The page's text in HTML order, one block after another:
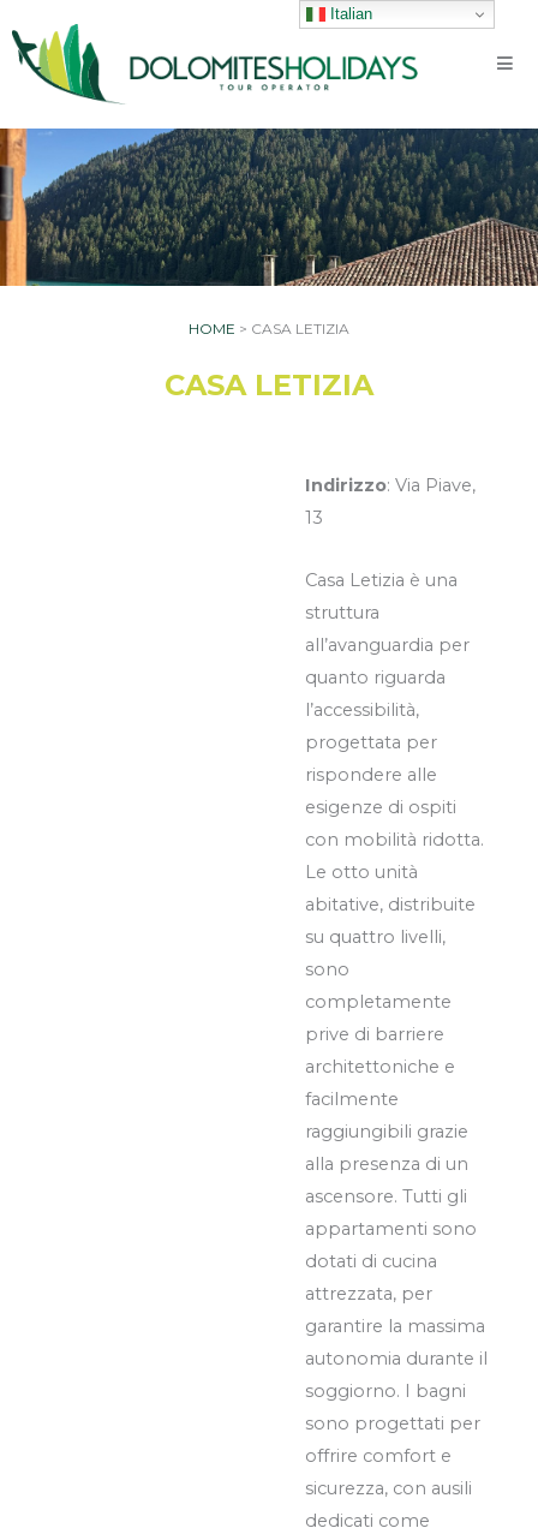
contenuto
HOME > CASA LETIZIA
CASA LETIZIA
Indirizzo: Via Piave,
13
Casa Letizia è una
struttura
all’avanguardia per
quanto riguarda
l’accessibilità,
progettata per
rispondere alle
esigenze di ospiti
con mobilità ridotta.
Le otto unità
abitative, distribuite
su quattro livelli,
sono
completamente
prive di barriere
architettoniche e
facilmente
raggiungibili grazie
alla presenza di un
ascensore. Tutti gli
appartamenti sono
dotati di cucina
attrezzata, per
garantire la massima
autonomia durante il
soggiorno. I bagni
sono progettati per
offrire comfort e
sicurezza, con ausili
dedicati come
Italian